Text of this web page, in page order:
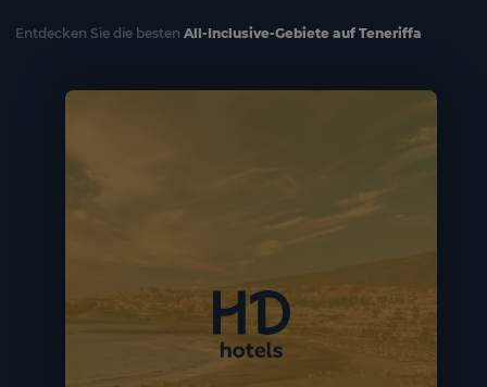
Entdecken Sie die besten All-Inclusive-Gebiete auf Teneriffa